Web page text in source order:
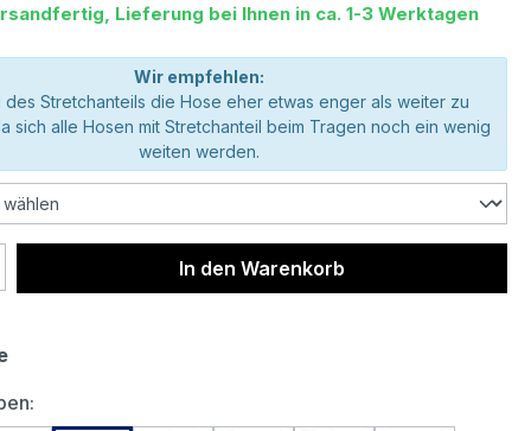
Lieferung bei Ihnen in ca. 1-3 Werktagen
Wir empfehlen:
des Stretchanteils die Hose eher etwas enger als weiter zu
sich alle Hosen mit Stretchanteil beim Tragen noch ein wenig
weiten werden.
Anzahl: Gib den gewünschten Wert
In den Warenkorb